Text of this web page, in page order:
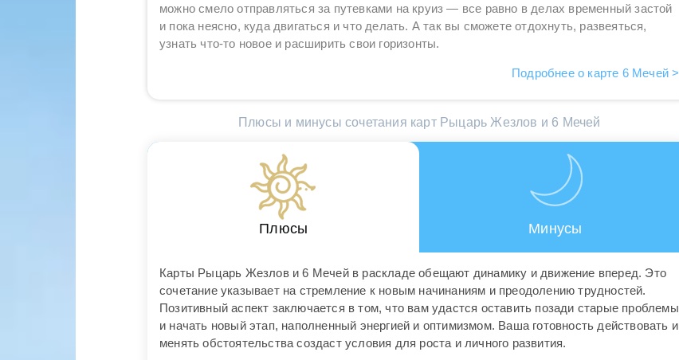
можно смело отправляться за путевками на круиз — все равно в делах временный застой
и пока неясно, куда двигаться и что делать. А так вы сможете отдохнуть, развеяться,
узнать что-то новое и расширить свои горизонты.
Подробнее о карте 6 Мечей >
Плюсы и минусы сочетания карт Рыцарь Жезлов и 6 Мечей
Плюсы Минусы
Карты Рыцарь Жезлов и 6 Мечей в раскладе обещают динамику и движение вперед. Это
сочетание указывает на стремление к новым начинаниям и преодолению трудностей.
Позитивный аспект заключается в том, что вам удастся оставить позади старые проблемы
и начать новый этап, наполненный энергией и оптимизмом. Ваша готовность действовать и
менять обстоятельства создаст условия для роста и личного развития.